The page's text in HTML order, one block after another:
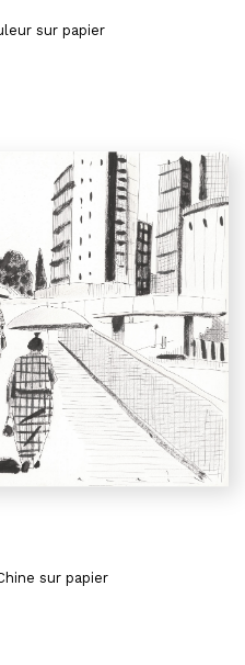
sur papier
sur papier